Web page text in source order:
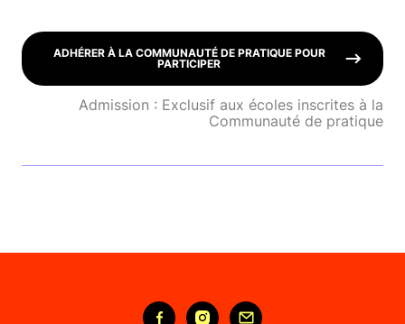
ADHÉRER À LA COMMUNAUTÉ DE PRATIQUE POUR
PARTICIPER
Admission : Exclusif aux écoles inscrites à la
Communauté de pratique